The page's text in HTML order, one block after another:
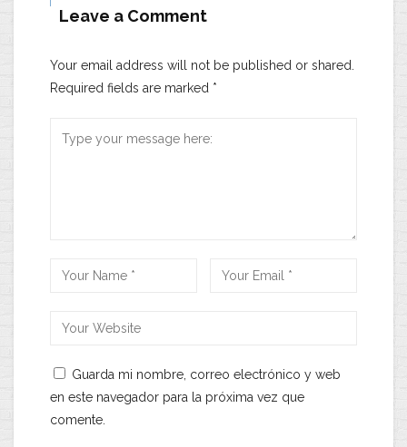
Leave a Comment
Your email address will not be published or shared.
Required fields are marked *
Guarda mi nombre, correo electrónico y web
en este navegador para la próxima vez que
comente.